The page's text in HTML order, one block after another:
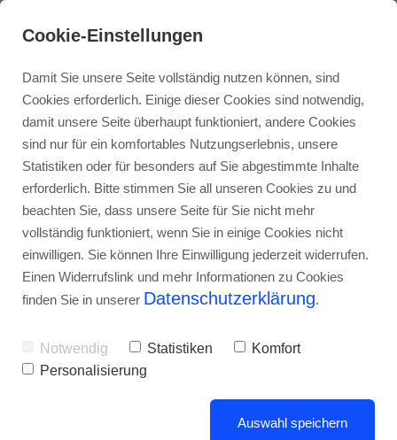
Tapp Brandschutz:
Der Partner für
baulichen
Brandschutz in
Cookie-Einstellungen
Damit Sie unsere Seite vollständig nutzen können, sind
Cookies erforderlich. Einige dieser Cookies sind notwendig,
damit unsere Seite überhaupt funktioniert, andere Cookies
sind nur für ein komfortables Nutzungserlebnis, unsere
Statistiken oder für besonders auf Sie abgestimmte Inhalte
erforderlich. Bitte stimmen Sie all unseren Cookies zu und
beachten Sie, dass unsere Seite für Sie nicht mehr
vollständig funktioniert, wenn Sie in einige Cookies nicht
einwilligen. Sie können Ihre Einwilligung jederzeit widerrufen.
Einen Widerrufslink und mehr Informationen zu Cookies
finden Sie in unserer Datenschutzerklärung.
Notwendig Statistiken
Komfort
Personalisierung
Auswahl speichern